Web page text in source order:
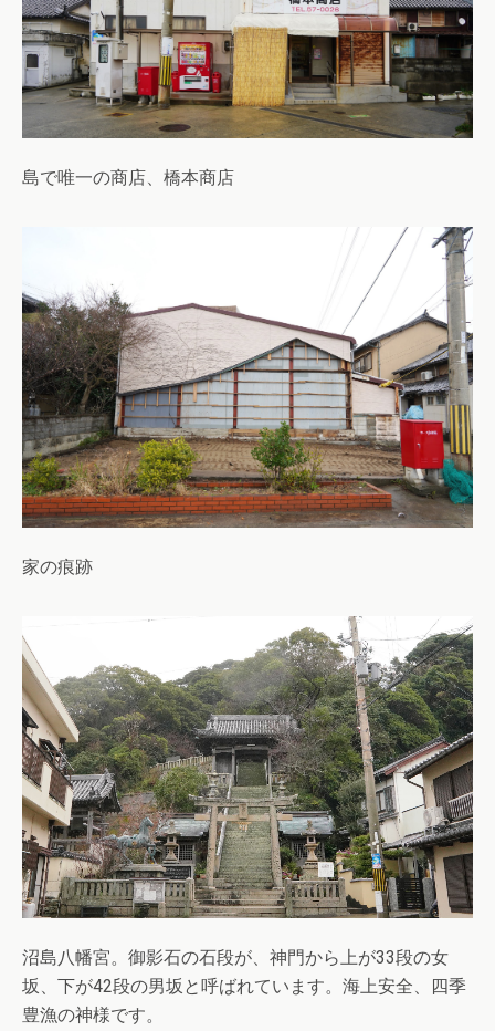
島で唯一の商店、橋本商店
家の痕跡
沼島八幡宮。御影石の石段が、神門から上が33段の女
坂、下が42段の男坂と呼ばれています。海上安全、四季
豊漁の神様です。